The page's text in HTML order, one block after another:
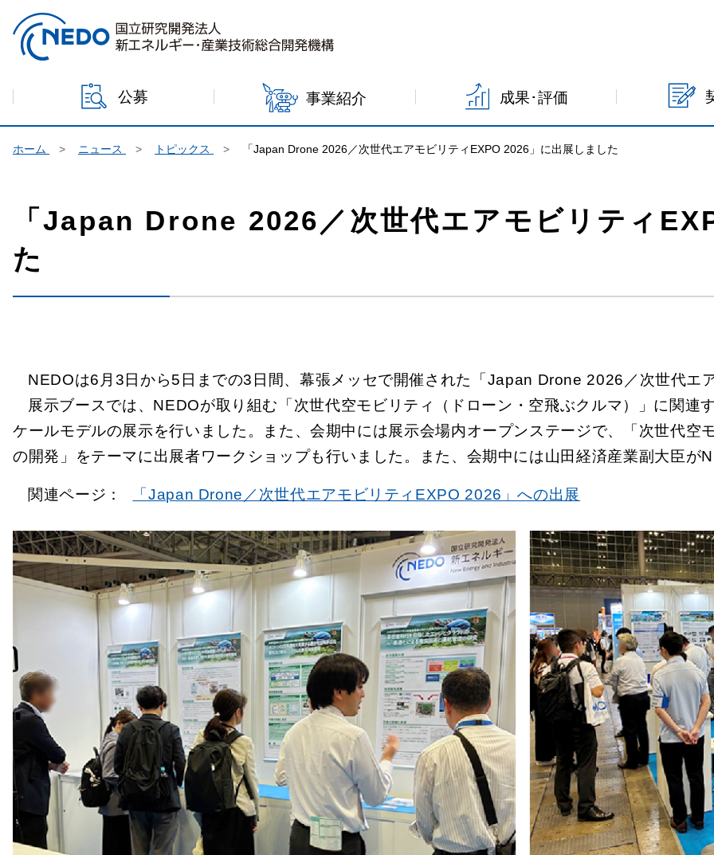
本文へジャンプ
公募 事業紹介 成果･評価
ホーム ニュース トピックス 「Japan Drone 2026／次世代エアモビリティEXPO 2026」に出展しました
「Japan Drone 2026／次世代エアモビリティ
た
NEDOは6月3日から5日までの3日間、幕張メッセで開催された「Japan Drone 2026／次世代エ
展示ブースでは、NEDOが取り組む「次世代空モビリティ（ドローン・空飛ぶクルマ）」に関連
ケールモデルの展示を行いました。また、会期中には展示会場内オープンステージで、「次世代空
の開発」をテーマに出展者ワークショップも行いました。また、会期中には山田経済産業副大臣が
関連ページ： 「Japan Drone／次世代エアモビリティEXPO 2026」への出展